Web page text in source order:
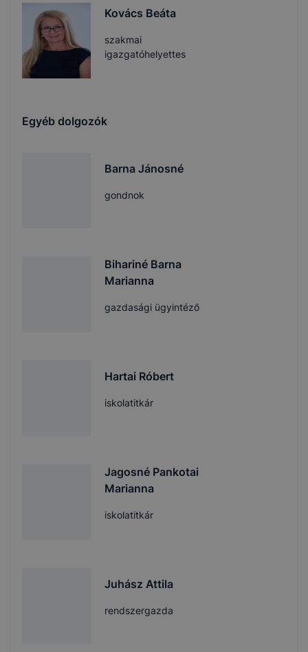
Kovács Beáta
szakmai
igazgatóhelyettes
Egyéb dolgozók
Barna Jánosné
gondnok
Bihariné Barna
Marianna
gazdasági ügyintéző
Hartai Róbert
iskolatitkár
Jagosné Pankotai
Marianna
iskolatitkár
Juhász Attila
rendszergazda